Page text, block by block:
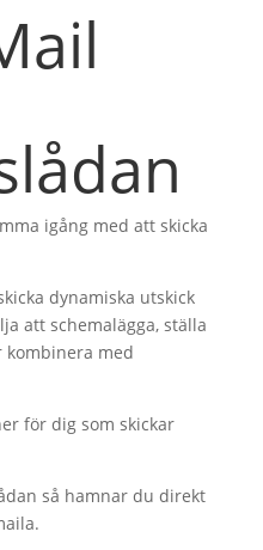
igång med att skicka
dynamiska utskick
att schemalägga, ställa
kombinera med
för dig som skickar
så hamnar du direkt